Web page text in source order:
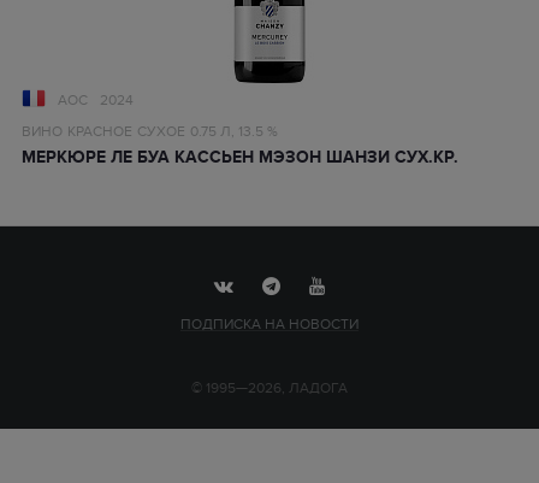
AOC
2024
ВИНО КРАСНОЕ СУХОЕ 0.75 Л, 13.5 %
МЕРКЮРЕ ЛЕ БУА КАССЬЕН МЭЗОН ШАНЗИ СУХ.КР.
ПОДПИСКА НА НОВОСТИ
© 1995—2026, ЛАДОГА